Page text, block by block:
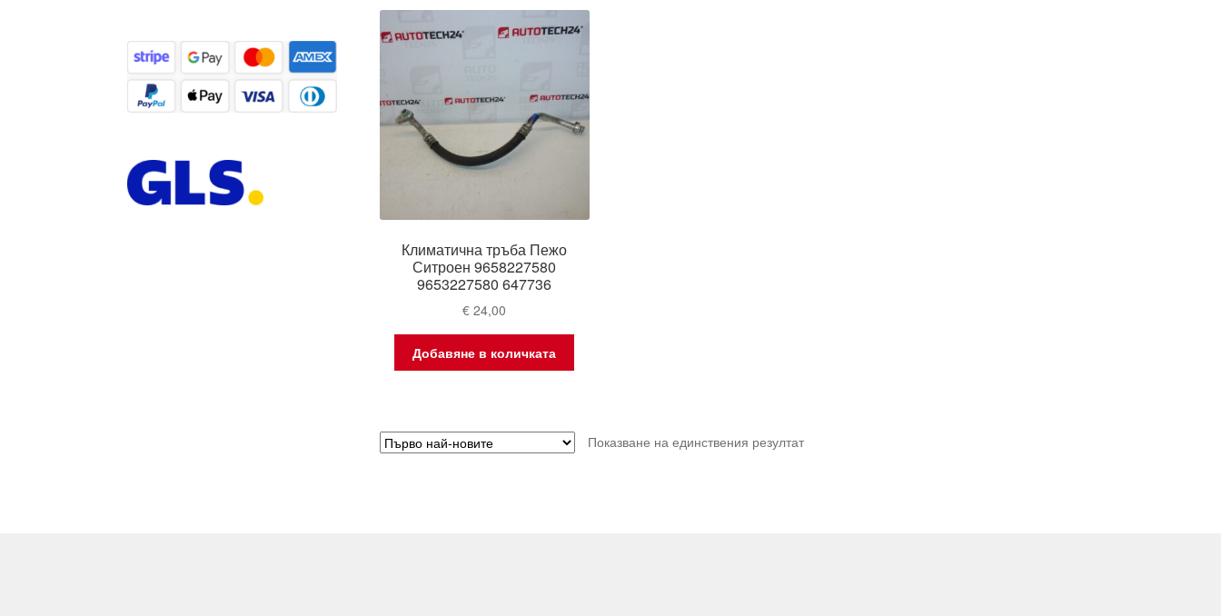
Климатична тръба Пежо
Ситроен 9658227580
9653227580 647736
€ 24,00
Добавяне в количката
Показване на единствения резултат